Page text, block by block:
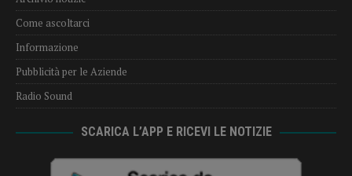
Come ascoltarci
Informazione
Pubblicità per le Aziende
Radio Sound
SCARICA L’APP E RICEVI LE NOTIZIE